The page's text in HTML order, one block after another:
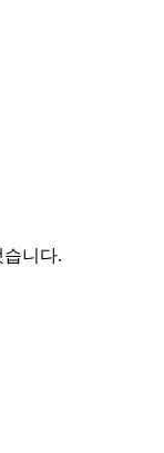
니다.